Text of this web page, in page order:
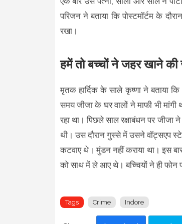
परिजन ने बताया कि पोस्टमॉर्टम के
रखा।
हमें तो बच्चों ने जहर खाने की
मृतक हार्दिक के साले कृष्णा ने बताया
समय जीजा के घर वालों ने माफी भी
रहा था। पिछले साल रक्षाबंधन पर
थी। उस दौरान गुस्से में उसने वॉट्सएप
कटवाए थे। मुंडन नहीं कराया था। इस
को साथ में ले आए थे। बच्चियों ने ही फोन
Tags Crime Indore